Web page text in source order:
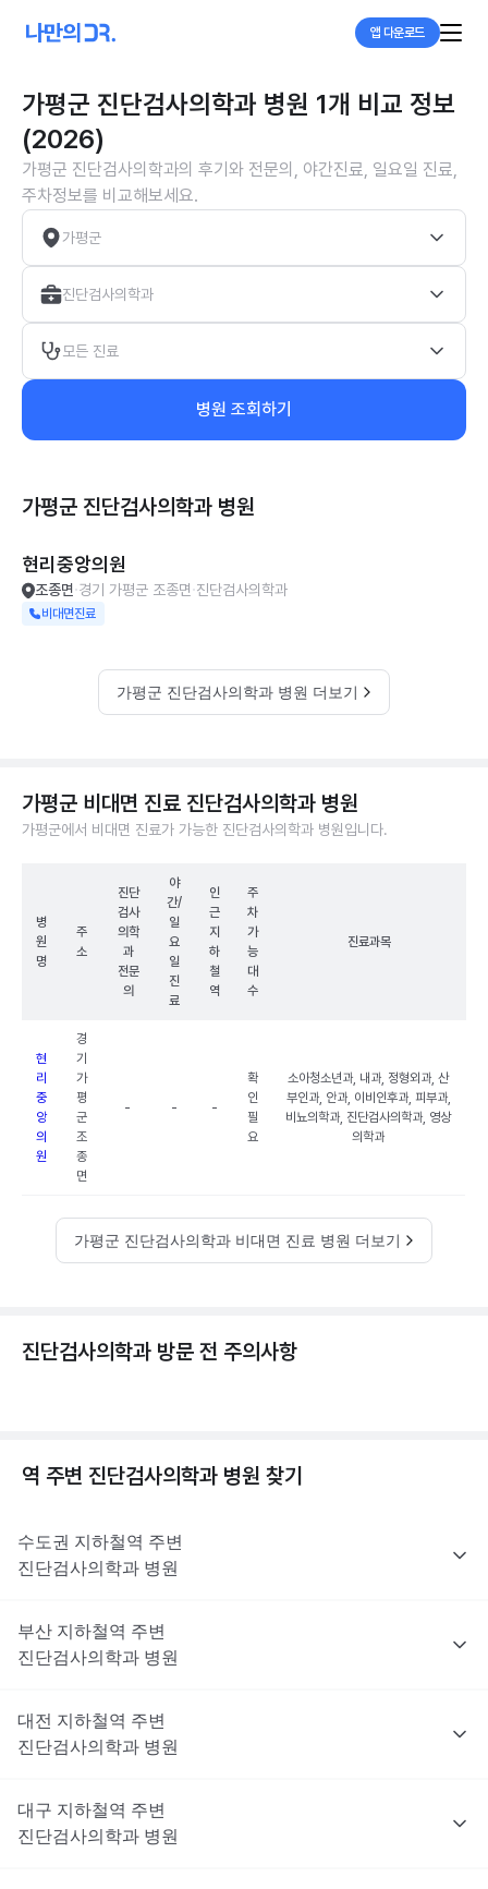
앱 다운로드
가평군 진단검사의학과 병원 1개 비교 정보
(2026)
가평군 진단검사의학과의 후기와 전문의, 야간진료, 일요일 진료,
주차정보를 비교해보세요.
가평군
진단검사의학과
모든 진료
병원 조회하기
가평군 진단검사의학과 병원
현리중앙의원
조종면 경기 가평군 조종면 진단검사의학과
비대면진료
가평군 진단검사의학과 병원 더보기
가평군 비대면 진료 진단검사의학과 병원
가평군에서 비대면 진료가 가능한 진단검사의학과 병원입니다.
병
원
명
주
소
진단
검사
의학
과
전문
의
야
간/
일
요
일
진
료
인
근
지
하
철
역
주
차
가
능
대
수
진료과목
현
리
중
앙
의
원
경
기
가
평
군
조
종
면
- - -
확
인
필
요
소아청소년과, 내과, 정형외과, 산
부인과, 안과, 이비인후과, 피부과,
비뇨의학과, 진단검사의학과, 영상
의학과
가평군 진단검사의학과 비대면 진료 병원 더보기
진단검사의학과 방문 전 주의사항
역 주변 진단검사의학과 병원 찾기
수도권 지하철역 주변
진단검사의학과 병원
부산 지하철역 주변
진단검사의학과 병원
대전 지하철역 주변
진단검사의학과 병원
대구 지하철역 주변
진단검사의학과 병원